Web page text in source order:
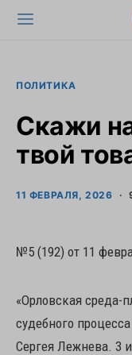
ПОЛИТИКА
Скажи
твой
11 ФЕВРАЛЯ, 2026
№5 (192) от 11
«Орловская среда-
судебного
Сергея Лежнева. 3